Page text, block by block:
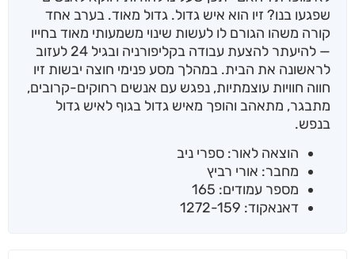
שפגעו בנו? זיו הוא איש גדול. גדול מאוד. בערב אחד
קורה משהו הגורם לו לעשות שינוי משמעותי מאוד בחייו
— להיעתר להצעת עבודה בקליפורניה ובגיל 24 לעזוב
לראשונה את הבית. במהלך מסע פנימי חוצה יבשות זיו
חווה חוויות עוצמתיות, נפגש עם אנשים רחוקים-קרובים,
מתבגר, מתאהב והופך מאיש גדול בגוף לאיש גדול
בנפש.
הוצאה לאור: ספרי ניב
מחבר: אורי רביץ
מספר עמודים: 165
דאנאקוד: 1272-159